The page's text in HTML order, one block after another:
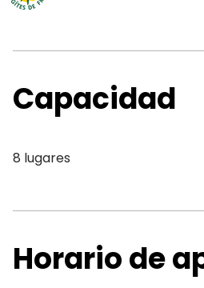
Capacidad
8 lugares
Horario de